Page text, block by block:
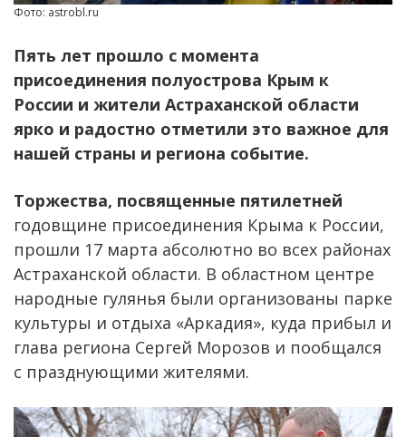
Фото: astrobl.ru
Пять лет прошло с момента
присоединения полуострова Крым к
России и жители Астраханской области
ярко и радостно отметили это важное для
нашей страны и региона событие.
Торжества, посвященные пятилетней
годовщине присоединения Крыма к России,
прошли 17 марта абсолютно во всех районах
Астраханской области. В областном центре
народные гулянья были организованы парке
культуры и отдыха «Аркадия», куда прибыл и
глава региона Сергей Морозов и пообщался
с празднующими жителями.